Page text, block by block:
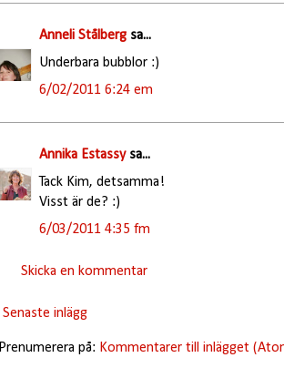
Anneli Stålbergsa...
Underbara bubblor :)
6/02/2011 6:24 em
Annika Estassysa...
Tack Kim, detsamma!
Visst är de? :)
6/03/2011 4:35 fm
Skicka en kommentar
Senaste inlägg
Prenumerera på: Kommentarer till inlägget